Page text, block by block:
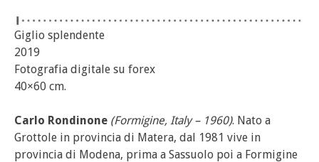
Giglio splendente
2019
Fotografia digitale su forex
40×60 cm.
Carlo Rondinone (Formigine, Italy – 1960). Nato a
Grottole in provincia di Matera, dal 1981 vive in
provincia di Modena, prima a Sassuolo poi a Formigine